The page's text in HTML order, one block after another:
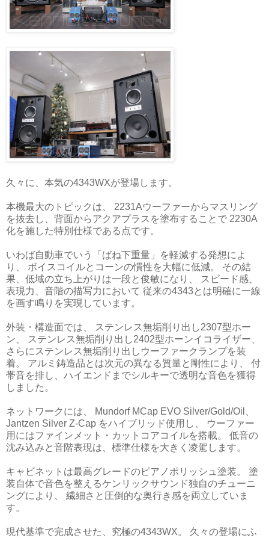
久々に、本気の4343WXが登場します。
本機最大のトピックは、 2231Aウーファーからマスリング
を抜去し、背面からアクアプラスを塗布することで 2230A
化を施した特別仕様である点です。
いわば自動車でいう「ばね下重量」を軽減する発想によ
り、 ボイスコイルとコーンの慣性を大幅に低減。 その結
果、低域の立ち上がりは一段と俊敏になり、 スピード感、
表現力、音階の描写力において 従来の4343とは明確に一線
を画す鳴りを実現しています。
外装・構造面では、 ステンレス無垢削り出し2307型ホー
ン、 ステンレス無垢削り出し2402型ホーンイコライザー、
さらにステンレス無垢削り出しウーファークランプを装
着。 アルミ鋳造品とは次元の異なる質量と剛性により、 付
帯音を排し、ハイエンドまでシルキーで透明な音色を獲得
しました。
ネットワークには、 Mundorf MCap EVO Silver/Gold/Oil、
Jantzen Silver Z-Cap をハイブリッド使用し、 ウーファー
用にはファインメット・カットコアコイルを搭載。 低音の
沈み込みと音階表現は、標準仕様を大きく凌駕します。
キャビネットは最高グレードのピアノポリッシュ塗装。 塗
装自体で音色を整えるケンリックサウンド独自のチューニ
ングにより、 繊細さと圧倒的な奥行き感を両立していま
す。
現代基準で完成させた、究極の4343WX。 久々の登場にふ